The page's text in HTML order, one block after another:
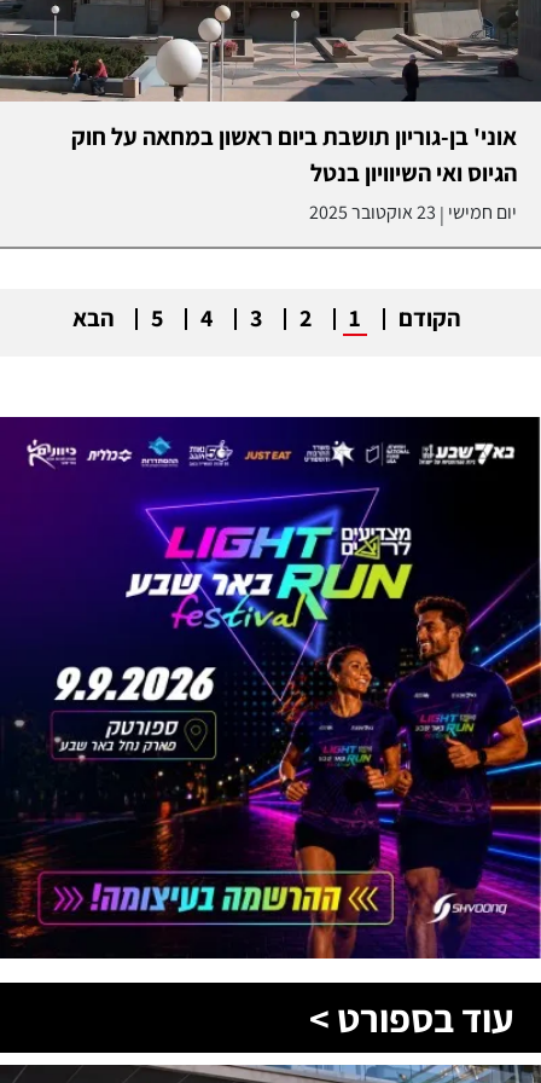
אוני' בן-גוריון תושבת ביום ראשון במחאה על חוק
הגיוס ואי השיוויון בנטל
יום חמישי | 23 אוקטובר 2025
הקודם 1
2
3
4
5 הבא
עוד בספורט >